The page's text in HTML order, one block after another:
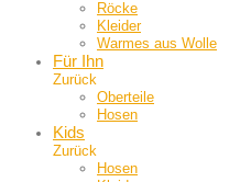
Röcke
Kleider
Warmes aus Wolle
Für Ihn
Zurück
Oberteile
Hosen
Kids
Zurück
Hosen